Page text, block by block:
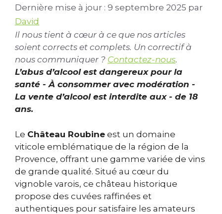
Dernière mise à jour : 9 septembre 2025 par
David
Il nous tient à cœur à ce que nos articles
soient corrects et complets. Un correctif à
nous communiquer ? Contactez-nous.
L’abus d’alcool est dangereux pour la
santé - À consommer avec modération -
La vente d’alcool est interdite aux - de 18
ans.
Le Château Roubine est un domaine
viticole emblématique de la région de la
Provence, offrant une gamme variée de vins
de grande qualité. Situé au cœur du
vignoble varois, ce château historique
propose des cuvées raffinées et
authentiques pour satisfaire les amateurs